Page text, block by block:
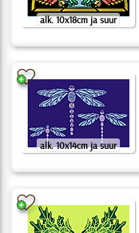
alk. 10x18cm ja suur
alk. 10x14cm ja suur